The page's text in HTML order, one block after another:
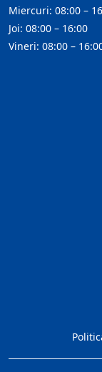
Miercuri: 08:00 –
Joi: 08:00 – 16:00
Vineri: 08:00 –